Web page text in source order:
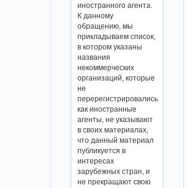
иностранного агента.
К данному
обращению, мы
прикладываем список,
в котором указаны
названия
некоммерческих
организаций, которые
не
перерегистрировались
как иностранные
агенты, не указывают
в своих материалах,
что данный материал
публикуется в
интересах
зарубежных стран, и
не прекращают свою